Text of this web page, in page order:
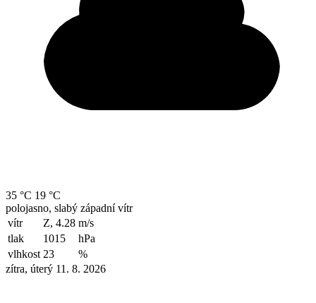
35 °C 19 °C
polojasno, slabý západní vítr
vítr
Z, 4.28 m/s
tlak
1015
hPa
vlhkost 23
%
zítra, úterý 11. 8. 2026